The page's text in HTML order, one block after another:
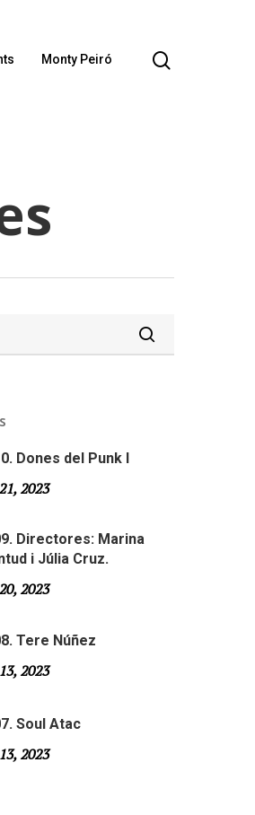
Monty Peiró
Dones del Punk I
2023
Directores: Marina
i Júlia Cruz.
2023
Tere Núñez
2023
Soul Atac
2023
Email:slsmonty@gmail.com